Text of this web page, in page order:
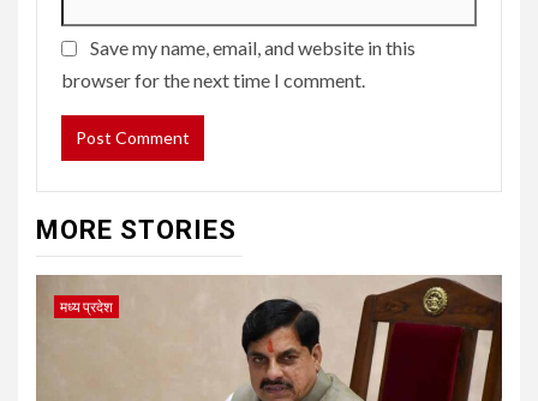
Save my name, email, and website in this
browser for the next time I comment.
MORE STORIES
मध्य प्रदेश